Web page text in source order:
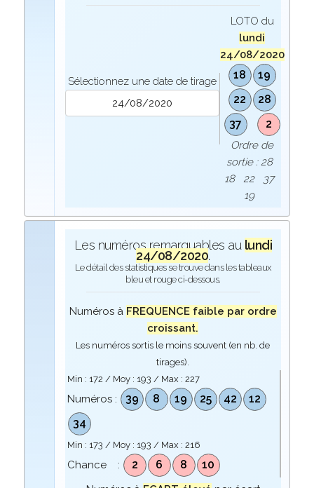
Sélectionnez une date de tirage
LOTO du
lundi
24/08/2020
18
19
22
28
37
2
Ordre de
sortie : 28
18 22 37
19
Les numéros remarquables au lundi
24/08/2020.
Le détail des statistiques se trouve dans les tableaux
bleu et rouge ci-dessous.
Numéros à FREQUENCE faible par ordre
croissant.
Les numéros sortis le moins souvent (en nb. de
tirages).
Min : 172 / Moy : 193 / Max : 227
Numéros : 39 8 19 25 42
12
34
Min : 173 / Moy : 193 / Max : 216
Chance : 2 6 8 10